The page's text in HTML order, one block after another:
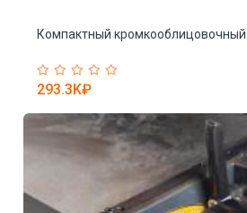
Компактный кромкооблицовочный
293.3K₽